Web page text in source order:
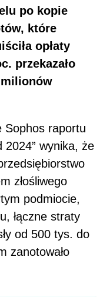
po kopie
które
opłaty
przekazało
Sophos raportu
2024” wynika, że
złośliwego
podmiocie,
łączne straty
od 500 tys. do
zanotowało